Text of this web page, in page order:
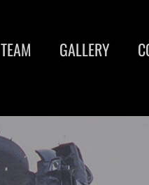
TEAM GALLERY